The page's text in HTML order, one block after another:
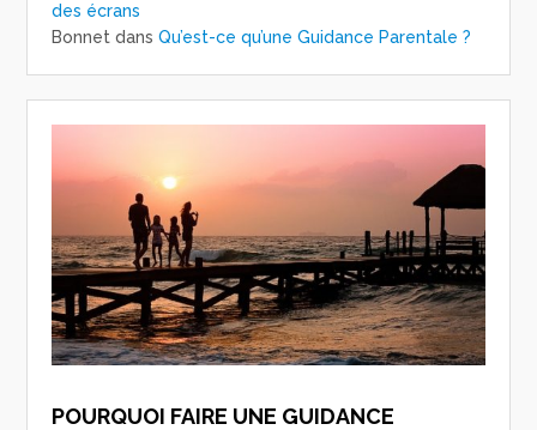
des écrans
Bonnet dansQu’est-ce qu’une Guidance Parentale ?
POURQUOI FAIRE UNE GUIDANCE